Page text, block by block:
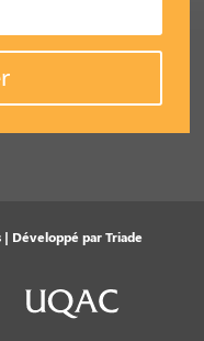
| Développé parTriade